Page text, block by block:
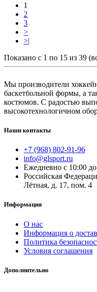
1
2
3
>
>|
Показано с 1 по 15 из 39
Мы производители
баскетбольной формы, а
костюмов. С радостью
высокотехнологичном
Наши контакты
+7 (968) 802-91-96
info@glsport.ru
Ежедневно с 10:00
Российская
Лётная, д. 17, пом. 4
Информация
О нас
Информация о
Политика
Условия соглашения
Дополнительно